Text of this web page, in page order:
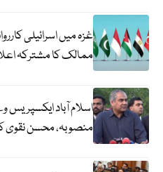
ممالک کا مشترکہ
اسلام آباد ایکسپریس
منصوبہ، محسن نقوی